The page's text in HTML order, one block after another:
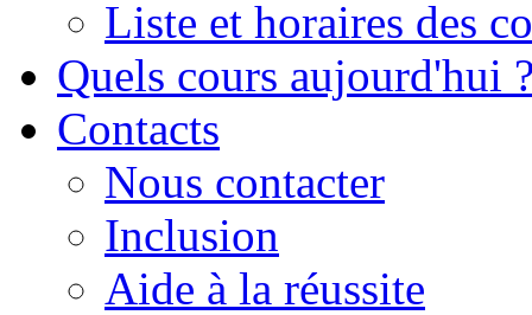
Liste et horaires des
Quels cours aujourd'hui
Contacts
Nous contacter
Inclusion
Aide à la réussite